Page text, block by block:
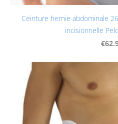
Ceinture hernie abdominale
incisionnelle